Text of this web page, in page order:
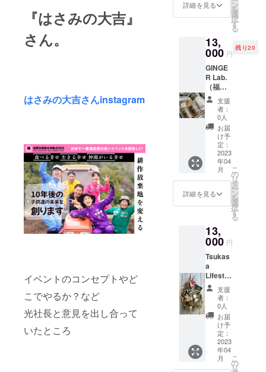
『はさみの大吉』
さん。
はさみの大吉さんinstagram
イベントのコンセプトやど
こでやるか？など
光社長と意見を出し合って
いたところ
ん、大
納言あ
フェオ
レま
ん、よ
もぎま
ん、●餃
子：冷
凍ひめ
餃子
（10個
入り）
焼き餃
子（５
個入
り）●わ
んちゃ
冷凍中
華ま
肉まん
（２個
入
り）、
鶏肉ま
ん（３
個入
り）※冷
凍品を
お買い
求めの
お客様
は保冷
剤、保
冷バッ
グをご
唐辛
子、
味料
（核
酸）
【ゆず
ペリー
ラ】食
用植物
油脂
（オ
リーブ
油・ご
油）、
大葉
（大分
県
産）、
ゆずこ
しょう
皮・青
唐辛
子・
塩）、
醤油
（大
豆・小
麦を含
む）
【ゆず
こしょ
う】柚
子（由
布市
産）、
唐辛
昆布
（国
【こん
ぶ飴】
水飴、
砂糖、
小麦
粉、も
ち粉、
あん、
粉末昆
布、オ
ブラー
ト（澱
粉）、
炭酸
Ca【き
布】昆
布（国
醸造
酢、還
元水飴/
グリシ
ン、ス
テビア
【なな
いろ昆
布】昆
布、ご
ま、わ
かめ、
砂糖、
芽か
ぶ、え
び、魚
び砂
糖、
ウ
ダー、
黒糖、
蜂蜜、
コーン
スター
チ、
ベーキ
ング
ソー
ダ、バ
ニラオ
イル、
藻塩
チョコ
レー
（国
産）、
バ
ター、
きび砂
糖、
卵、コ
コアパ
ウ
ダー、
ヘーゼ
ルナッ
ツブー
ドル、
黒糖、
おにぎ
り！今
回は手
おかず
をたく
さん入
れた
『おに
ぎら
ず』を
出品し
ます。
かなこ
こ農園
の畑で
さつま
芋を
ぴ。極
細に
切った
芋をこ
め油で
じっく
り揚げ
て優し
い甘さ
のさん
菜糖、
岩塩な
どで味
つけし
クセサ
す。世
界に1つ
アクセ
サリー
は作家
がお客
様繁栄
や幸せ
を願っ
て手作
業で製
作して
おりま
す。人
生を彩
るライ
リーと
してお
ており
ますの
でぜひ
現地で
パワー
を感じ
取りに
いらっ
しゃっ
て下さ
いま
せ。
ファブ
リック
スマホ
ポーチ
１個、
ファブ
リック
リース
１個
【出店
者紹
介】こ
んにち
は。私
は長崎
で作家
活動し
ており
ます
申しま
す。親
動して
おり今
回娘の
方mugi
が代表
で参加
させて
頂きま
す。母
も私も
昔から
ハンド
詳細を見る ン
を
選
択
す
る
13,
000 円
残り20
GINGE
R Lab.
（福岡
県）
https://i
nstagra
m.com/
ginger_
lab_lou
rdes/ ●
名称：
ジン
ジャー
セット
●内容
ジャー
シロッ
プ
100ml×
2本、ジ
ン
ジャー
チップ
50g、ジ
ジャー
ジャム
120ml ●
保存方
支援
者：
0人
お届
け予
定：
2023
年04
月
詳細を見る
こ
の
リ
タ
ー
ン
を
選
択
す
る
13,
000 円
Tsukas
a
Lifestyl
e（福岡
県）
https://i
nstagra
m.com/
tsukas
a_lifest
yle/ ●名
称：ス
支援
者：
0人
お届
け予
定：
2023
年04
月
こ
の
リ